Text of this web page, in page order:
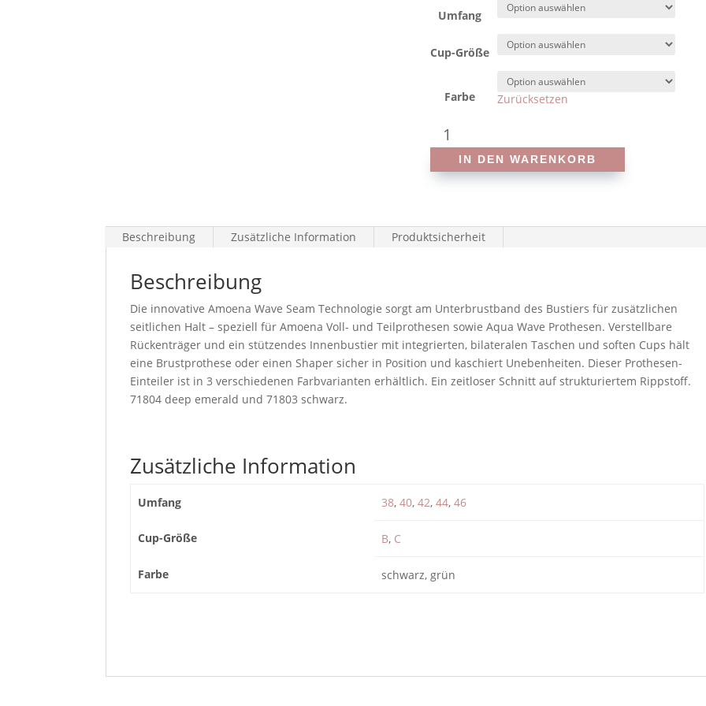
Umfang
Cup-Größe
Farbe Zurücksetzen
Amoena
-
Treviso
-
IN DEN WARENKORB
Beschreibung Zusätzliche Information Produktsicherheit
Beschreibung
Die innovative Amoena Wave Seam Technologie sorgt am Unterbrustband des Bustiers für zusätzlichen
seitlichen Halt – speziell für Amoena Voll- und Teilprothesen sowie Aqua Wave Prothesen. Verstellbare
Rückenträger und ein stützendes Innenbustier mit integrierten, bilateralen Taschen und soften Cups hält
eine Brustprothese oder einen Shaper sicher in Position und kaschiert Unebenheiten. Dieser Prothesen-
Einteiler ist in 3 verschiedenen Farbvarianten erhältlich. Ein zeitloser Schnitt auf strukturiertem Rippstoff.
71804 deep emerald und 71803 schwarz.
Zusätzliche Information
Umfang 38, 40, 42, 44, 46
Cup-Größe B, C
Farbe schwarz, grün